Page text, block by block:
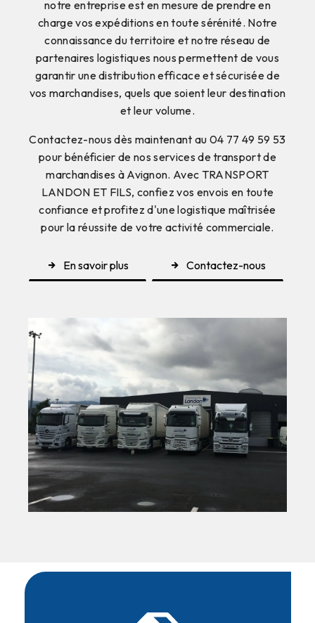
notre entreprise est en mesure de prendre en
charge vos expéditions en toute sérénité. Notre
connaissance du territoire et notre réseau de
partenaires logistiques nous permettent de vous
garantir une distribution efficace et sécurisée de
vos marchandises, quels que soient leur destination
et leur volume.
Contactez-nous dès maintenant au 04 77 49 59 53
pour bénéficier de nos services de transport de
marchandises à Avignon. Avec TRANSPORT
LANDON ET FILS, confiez vos envois en toute
confiance et profitez d'une logistique maîtrisée
pour la réussite de votre activité commerciale.
En savoir plus Contactez-nous